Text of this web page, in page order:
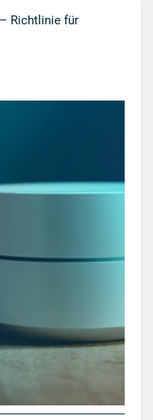
Richtlinie für